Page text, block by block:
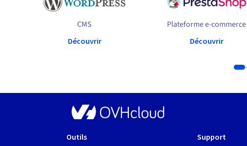
CMS
Découvrir
Plateforme e-commerce
Découvrir
Outils
Support